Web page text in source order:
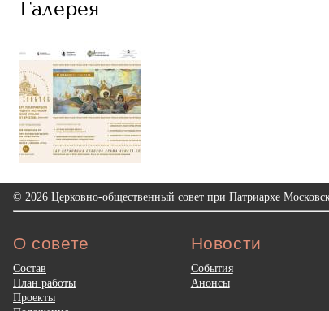
Галерея
© 2026 Церковно-общественный совет при Патриархе
О совете
Состав
План работы
Проекты
Новости
События
Анонсы